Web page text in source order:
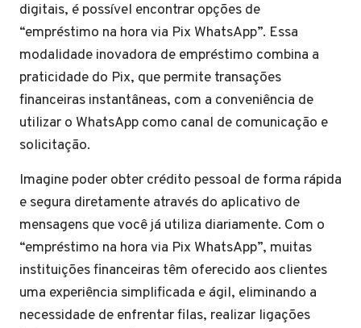
digitais, é possível encontrar opções de
“empréstimo na hora via Pix WhatsApp”. Essa
modalidade inovadora de empréstimo combina a
praticidade do Pix, que permite transações
financeiras instantâneas, com a conveniência de
utilizar o WhatsApp como canal de comunicação e
solicitação.
Imagine poder obter crédito pessoal de forma rápida
e segura diretamente através do aplicativo de
mensagens que você já utiliza diariamente. Com o
“empréstimo na hora via Pix WhatsApp”, muitas
instituições financeiras têm oferecido aos clientes
uma experiência simplificada e ágil, eliminando a
necessidade de enfrentar filas, realizar ligações